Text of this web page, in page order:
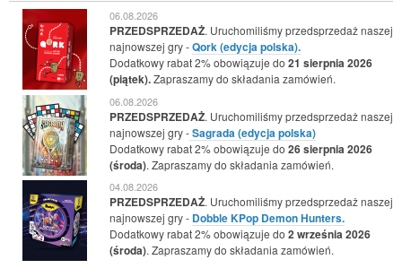
06.08.2026
PRZEDSPRZEDAŻ. Uruchomiliśmy przedsprzedaż naszej
najnowszej gry -Qork (edycja polska).
Dodatkowy rabat 2% obowiązuje do 21 sierpnia 2026
(piątek).Zapraszamy do składania zamówień.
06.08.2026
PRZEDSPRZEDAŻ. Uruchomiliśmy przedsprzedaż naszej
najnowszej gry -Sagrada (edycja polska)
Dodatkowy rabat 2% obowiązuje do 26 sierpnia 2026
(środa). Zapraszamy do składania zamówień.
04.08.2026
PRZEDSPRZEDAŻ. Uruchomiliśmy przedsprzedaż naszej
najnowszej gry - Dobble KPop Demon Hunters.
Dodatkowy rabat 2% obowiązuje do 2 września 2026
(środa). Zapraszamy do składania zamówień.